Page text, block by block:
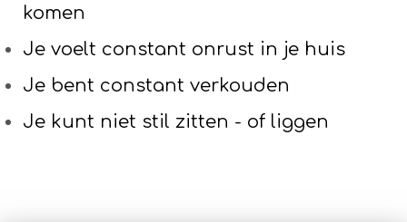
komen
Je voelt constant onrust in je huis
Je bent constant verkouden
Je kunt niet stil zitten - of liggen